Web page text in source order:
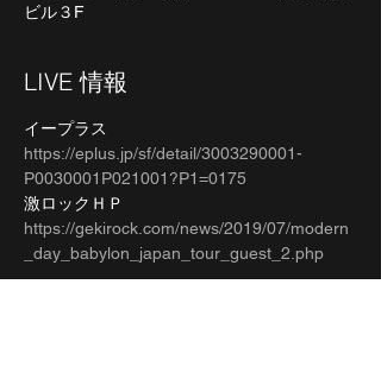
ビル３F
LIVE 情報
イープラス
https://eplus.jp/sf/detail/3003290001-
P0030001P021001?P1=0175
激ロックＨＰ
https://gekirock.com/news/2019/07/modern
_day_babylon_japan_tour_guest_2.php